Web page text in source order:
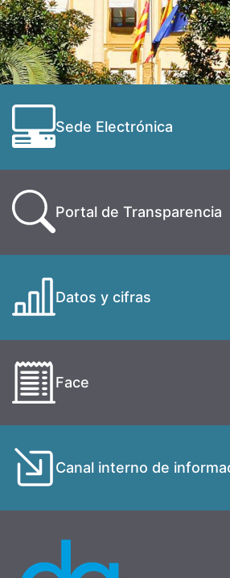
Sede Electrónica
Portal de Transparencia
Datos y cifras
Face
Canal interno de